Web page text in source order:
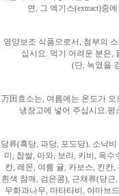
면, 그 엑기스(extract)중
영양보조 식품으로서, 첨부의
십시요. 먹기 어려운 분은,
(단, 녹였을
万田효소는, 여름에는 온도가
냉장고에 넣어 주십시요.
당류(흑당, 과당, 포도당), 소낙
미, 찹쌀, 아와, 보리, 키비, 옥
칸, 레몬, 여름 귤, 카보스, 킨칸
흰색 참깨, 검은콩), 근채류(당
무화과나무, 마타타비, 야마브